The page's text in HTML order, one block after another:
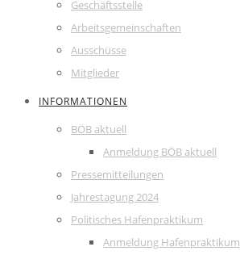
Geschäftsstelle
Arbeitsgemeinschaften
Ausschüsse
Mitglieder
INFORMATIONEN
BÖB aktuell
Anmeldung BÖB aktuell
Pressemitteilungen
Jahrestagung 2024
Politisches Hafenpraktikum
Anmeldung Hafenpraktikum